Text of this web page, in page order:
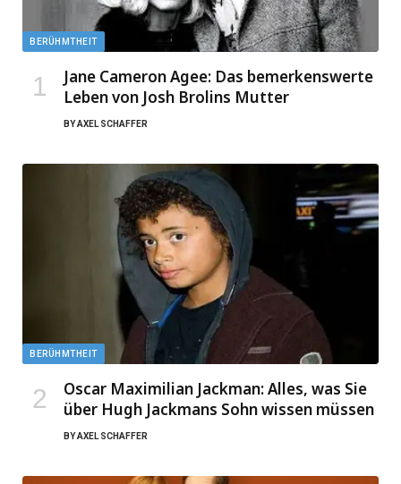
BERÜHMTHEIT
Jane Cameron Agee: Das bemerkenswerte
Leben von Josh Brolins Mutter
BYAXEL SCHAFFER
BERÜHMTHEIT
Oscar Maximilian Jackman: Alles, was Sie
über Hugh Jackmans Sohn wissen müssen
BYAXEL SCHAFFER